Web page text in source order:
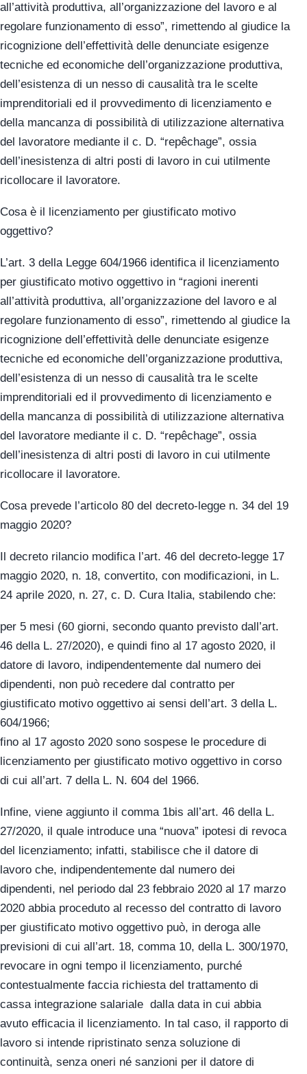
all’attività produttiva, all’organizzazione del lavoro e al
regolare funzionamento di esso”, rimettendo al giudice la
ricognizione dell’effettività delle denunciate esigenze
tecniche ed economiche dell’organizzazione produttiva,
dell’esistenza di un nesso di causalità tra le scelte
imprenditoriali ed il provvedimento di licenziamento e
della mancanza di possibilità di utilizzazione alternativa
del lavoratore mediante il c. D. “repêchage”, ossia
dell’inesistenza di altri posti di lavoro in cui utilmente
ricollocare il lavoratore.
Cosa è il licenziamento per giustificato motivo
oggettivo?
L’art. 3 della Legge 604/1966 identifica il licenziamento
per giustificato motivo oggettivo in “ragioni inerenti
all’attività produttiva, all’organizzazione del lavoro e al
regolare funzionamento di esso”, rimettendo al giudice la
ricognizione dell’effettività delle denunciate esigenze
tecniche ed economiche dell’organizzazione produttiva,
dell’esistenza di un nesso di causalità tra le scelte
imprenditoriali ed il provvedimento di licenziamento e
della mancanza di possibilità di utilizzazione alternativa
del lavoratore mediante il c. D. “repêchage”, ossia
dell’inesistenza di altri posti di lavoro in cui utilmente
ricollocare il lavoratore.
Cosa prevede l’articolo 80 del decreto-legge n. 34 del 19
maggio 2020?
Il decreto rilancio modifica l’art. 46 del decreto-legge 17
maggio 2020, n. 18, convertito, con modificazioni, in L.
24 aprile 2020, n. 27, c. D. Cura Italia, stabilendo che:
per 5 mesi (60 giorni, secondo quanto previsto dall’art.
46 della L. 27/2020), e quindi fino al 17 agosto 2020, il
datore di lavoro, indipendentemente dal numero dei
dipendenti, non può recedere dal contratto per
giustificato motivo oggettivo ai sensi dell’art. 3 della L.
604/1966;
fino al 17 agosto 2020 sono sospese le procedure di
licenziamento per giustificato motivo oggettivo in corso
di cui all’art. 7 della L. N. 604 del 1966.
Infine, viene aggiunto il comma 1bis all’art. 46 della L.
27/2020, il quale introduce una “nuova” ipotesi di revoca
del licenziamento; infatti, stabilisce che il datore di
lavoro che, indipendentemente dal numero dei
dipendenti, nel periodo dal 23 febbraio 2020 al 17 marzo
2020 abbia proceduto al recesso del contratto di lavoro
per giustificato motivo oggettivo può, in deroga alle
previsioni di cui all’art. 18, comma 10, della L. 300/1970,
revocare in ogni tempo il licenziamento, purché
contestualmente faccia richiesta del trattamento di
cassa integrazione salariale dalla data in cui abbia
avuto efficacia il licenziamento. In tal caso, il rapporto di
lavoro si intende ripristinato senza soluzione di
continuità, senza oneri né sanzioni per il datore di